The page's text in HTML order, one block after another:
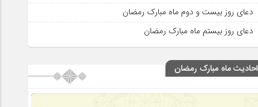
دعای روز بیست و دوم ماه مبارک رمضان
دعای روز بیستم ماه مبارک رمضان
احادیث ماه مبارک رمضان